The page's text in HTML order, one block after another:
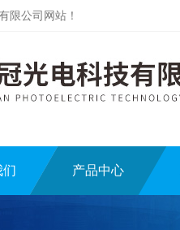
限公司网站！
们 产品中心